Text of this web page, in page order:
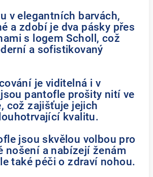
v elegantních barvách,
a zdobí je dva pásky přes
s logem Scholl, což
a sofistikovaný
je viditelná i v
pantofle prošity nití ve
což zajišťuje jejich
kvalitu.
jsou skvělou volbou pro
nošení a nabízejí ženám
také péči o zdraví nohou.